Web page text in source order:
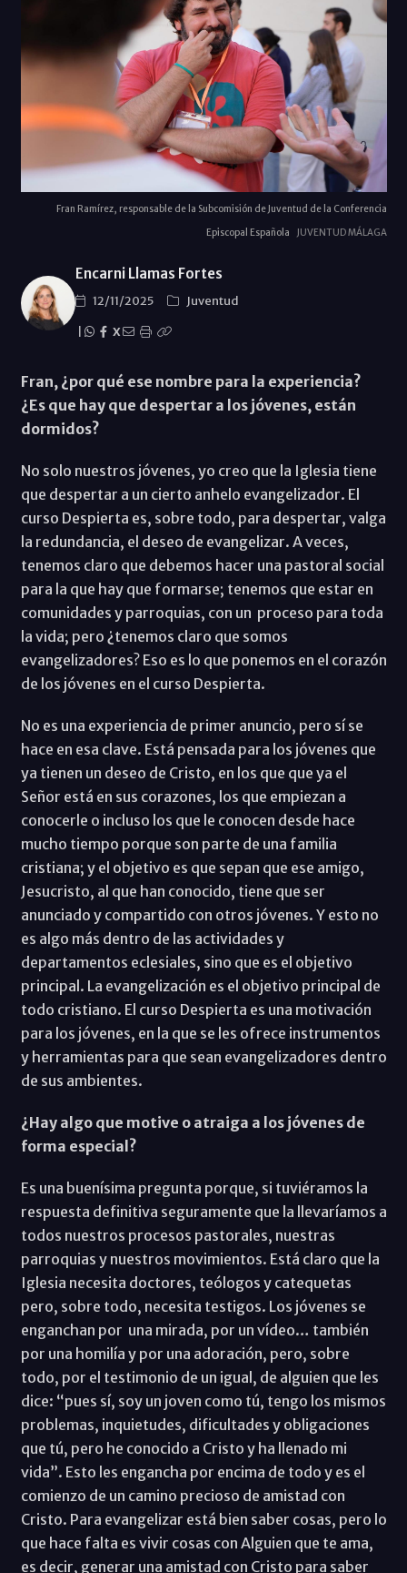
Fran Ramírez, responsable de la Subcomisión de Juventud de la Conferencia
Episcopal Española
JUVENTUD MÁLAGA
Encarni Llamas Fortes
12/11/2025
Juventud
X
Fran, ¿por qué ese nombre para la experiencia?
¿Es que hay que despertar a los jóvenes, están
dormidos?
No solo nuestros jóvenes, yo creo que la Iglesia tiene
que despertar a un cierto anhelo evangelizador. El
curso Despierta es, sobre todo, para despertar, valga
la redundancia, el deseo de evangelizar. A veces,
tenemos claro que debemos hacer una pastoral social
para la que hay que formarse; tenemos que estar en
comunidades y parroquias, con un proceso para toda
la vida; pero ¿tenemos claro que somos
evangelizadores? Eso es lo que ponemos en el corazón
de los jóvenes en el curso Despierta.
No es una experiencia de primer anuncio, pero sí se
hace en esa clave. Está pensada para los jóvenes que
ya tienen un deseo de Cristo, en los que que ya el
Señor está en sus corazones, los que empiezan a
conocerle o incluso los que le conocen desde hace
mucho tiempo porque son parte de una familia
cristiana; y el objetivo es que sepan que ese amigo,
Jesucristo, al que han conocido, tiene que ser
anunciado y compartido con otros jóvenes. Y esto no
es algo más dentro de las actividades y
departamentos eclesiales, sino que es el objetivo
principal. La evangelización es el objetivo principal de
todo cristiano. El curso Despierta es una motivación
para los jóvenes, en la que se les ofrece instrumentos
y herramientas para que sean evangelizadores dentro
de sus ambientes.
¿Hay algo que motive o atraiga a los jóvenes de
forma especial?
Es una buenísima pregunta porque, si tuviéramos la
respuesta definitiva seguramente que la llevaríamos a
todos nuestros procesos pastorales, nuestras
parroquias y nuestros movimientos. Está claro que la
Iglesia necesita doctores, teólogos y catequetas
pero, sobre todo, necesita testigos. Los jóvenes se
enganchan por una mirada, por un vídeo… también
por una homilía y por una adoración, pero, sobre
todo, por el testimonio de un igual, de alguien que les
dice: “pues sí, soy un joven como tú, tengo los mismos
problemas, inquietudes, dificultades y obligaciones
que tú, pero he conocido a Cristo y ha llenado mi
vida”. Esto les engancha por encima de todo y es el
comienzo de un camino precioso de amistad con
Cristo. Para evangelizar está bien saber cosas, pero lo
que hace falta es vivir cosas con Alguien que te ama,
es decir, generar una amistad con Cristo para saber